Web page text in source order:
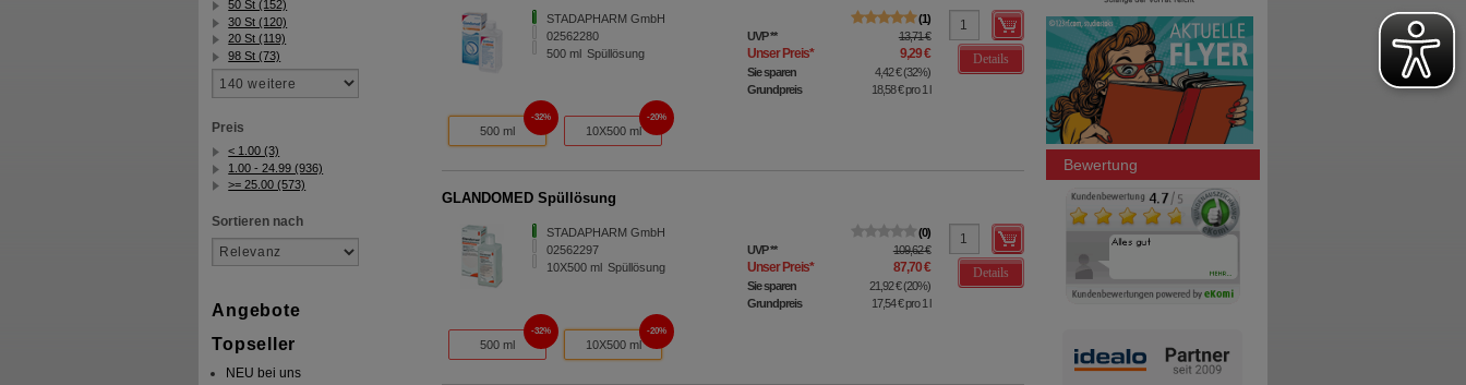
50 St (152)
30 St (120)
20 St (119)
98 St (73)
Preis
< 1.00 (3)
1.00 - 24.99 (936)
>= 25.00 (573)
Sortieren nach
Angebote
Topseller
NEU bei uns
STADAPHARM GmbH
02562280
500 ml Spüllösung
1
UVP** 13,71 €
Unser Preis* 9,29 €
Sie sparen 4,42 €(32%)
Grundpreis
18,58 €pro 1 l
Details
500 ml
32%
10X500 ml
20%
GLANDOMED Spüllösung
STADAPHARM GmbH
02562297
10X500 ml Spüllösung
0
UVP** 109,62 €
Unser Preis* 87,70 €
Sie sparen 21,92 €(20%)
Grundpreis
17,54 €pro 1 l
Details
500 ml
32%
10X500 ml
20%
Bewertung